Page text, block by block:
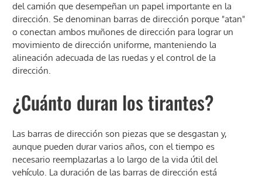
del camión que desempeñan un papel importante en la
dirección. Se denominan barras de dirección porque "atan"
o conectan ambos muñones de dirección para lograr un
movimiento de dirección uniforme, manteniendo la
alineación adecuada de las ruedas y el control de la
dirección.
¿Cuánto duran los tirantes?
Las barras de dirección son piezas que se desgastan y,
aunque pueden durar varios años, con el tiempo es
necesario reemplazarlas a lo largo de la vida útil del
vehículo. La duración de las barras de dirección está